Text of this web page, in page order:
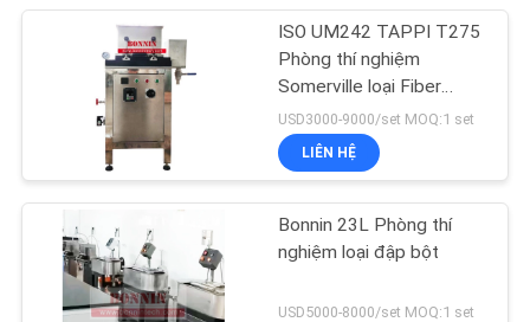
ISO UM242 TAPPI T275
Phòng thí nghiệm
Somerville loại Fiber
Fractionator
USD3000-9000/set MOQ:1 set
LIÊN HỆ
Bonnin 23L Phòng thí
nghiệm loại đập bột
USD5000-8000/set MOQ:1 set